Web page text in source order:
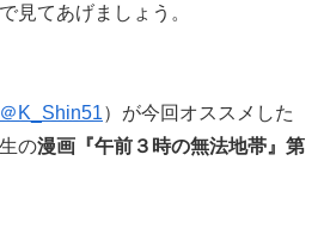
見てあげましょう。
＠K_Shin51）が今回オススメした
の漫画『午前３時の無法地帯』第